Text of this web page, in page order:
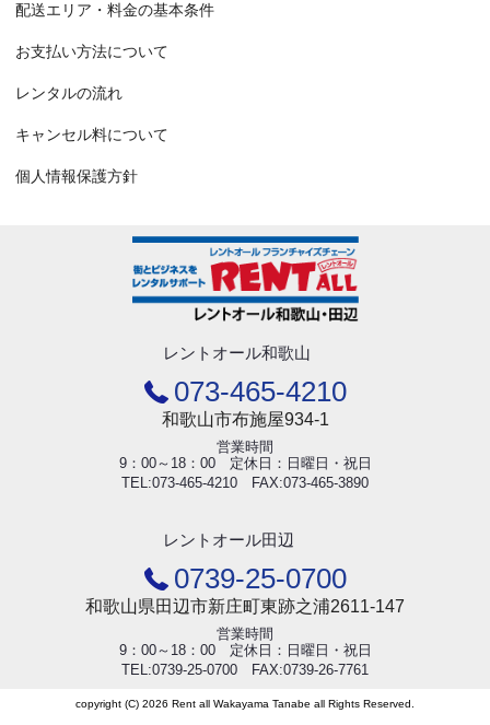
配送エリア・料金の基本条件
お支払い方法について
レンタルの流れ
キャンセル料について
個人情報保護方針
レントオール和歌山
073-465-4210
和歌山市布施屋934-1
営業時間
9：00～18：00 定休日：日曜日・祝日
TEL:073-465-4210 FAX:073-465-3890
レントオール田辺
0739-25-0700
和歌山県田辺市新庄町東跡之浦2611-147
営業時間
9：00～18：00 定休日：日曜日・祝日
TEL:0739-25-0700 FAX:0739-26-7761
copyright (C) 2026 Rent all Wakayama Tanabe all Rights Reserved.